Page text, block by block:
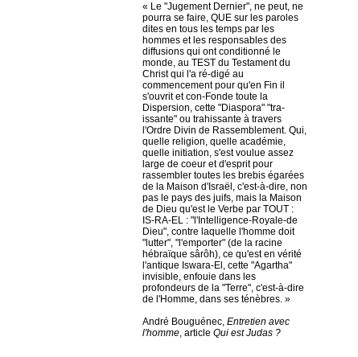
« Le "Jugement Dernier", ne peut, ne
pourra se faire, QUE sur les paroles
dites en tous les temps par les
hommes et les responsables des
diffusions qui ont conditionné le
monde, au TEST du Testament du
Christ qui l'a ré-digé au
commencement pour qu'en Fin il
s'ouvrit et con-Fonde toute la
Dispersion, cette "Diaspora" "tra-
issante" ou trahissante à travers
l'Ordre Divin de Rassemblement. Qui,
quelle religion, quelle académie,
quelle initiation, s'est voulue assez
large de coeur et d'esprit pour
rassembler toutes les brebis égarées
de la Maison d'Israël, c'est-à-dire, non
pas le pays des juifs, mais la Maison
de Dieu qu'est le Verbe par TOUT :
IS-RA-EL : "l'Intelligence-Royale-de
Dieu", contre laquelle l'homme doit
"lutter", "l'emporter" (de la racine
hébraïque sârôh), ce qu'est en vérité
l'antique Iswara-El, cette "Agartha"
invisible, enfouie dans les
profondeurs de la "Terre", c'est-à-dire
de l'Homme, dans ses ténèbres. »
André Bouguénec, Entretien avec
l'homme, article Qui est Judas ?